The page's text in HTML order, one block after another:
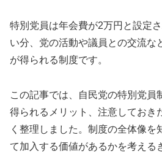
特別党員は年会費が2万円と設定
い分、党の活動や議員との交流な
が得られる制度です。
この記事では、自民党の特別党員
得られるメリット、注意しておき
く整理しました。制度の全体像を
て加入する価値があるかを考える